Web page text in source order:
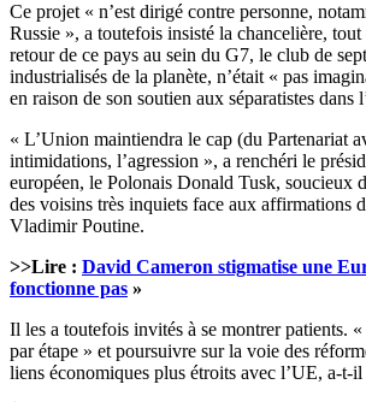
Ce projet « n’est dirigé contre personne,
Russie », a toutefois insisté la chancelière, tout
retour de ce pays au sein du G7, le club de
industrialisés de la planète, n’était « pas
en raison de son soutien aux séparatistes dans
« L’Union maintiendra le cap (du Partenariat
intimidations, l’agression », a renchéri le
européen, le Polonais Donald Tusk, soucieux
des voisins très inquiets face aux affirmations
Vladimir Poutine.
>>Lire : David Cameron stigmatise une
fonctionne pas »
Il les a toutefois invités à se montrer patients.
par étape » et poursuivre sur la voie des
liens économiques plus étroits avec l’UE, a-t-